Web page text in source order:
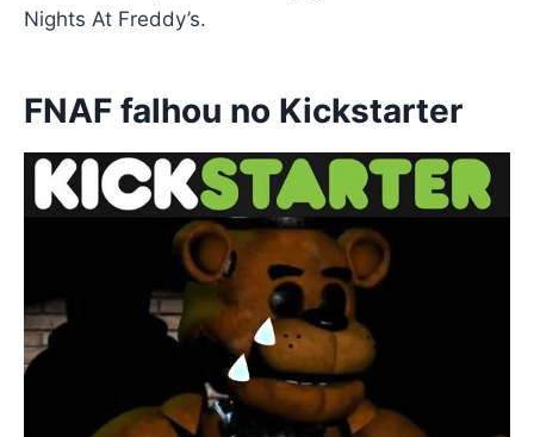
Nights At Freddy’s.
FNAF falhou no Kickstarter